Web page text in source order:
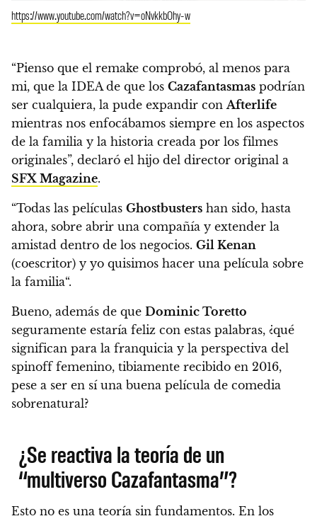
https://www.youtube.com/watch?v=oNvkkbOhy-w
“Pienso que el remake comprobó, al menos para
mi, que la IDEA de que los Cazafantasmas podrían
ser cualquiera, la pude expandir con Afterlife
mientras nos enfocábamos siempre en los aspectos
de la familia y la historia creada por los filmes
originales”, declaró el hijo del director original a
SFX Magazine.
“Todas las películas Ghostbusters han sido, hasta
ahora, sobre abrir una compañía y extender la
amistad dentro de los negocios. Gil Kenan
(coescritor) y yo quisimos hacer una película sobre
la familia“.
Bueno, además de que Dominic Toretto
seguramente estaría feliz con estas palabras, ¿qué
significan para la franquicia y la perspectiva del
spinoff femenino, tibiamente recibido en 2016,
pese a ser en sí una buena película de comedia
sobrenatural?
¿Se reactiva la teoría de un
“multiverso Cazafantasma”?
Esto no es una teoría sin fundamentos. En los